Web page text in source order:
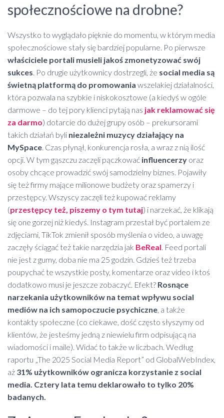
społecznościowe na drobne?
Wszystko to wyglądało pięknie do momentu, w którym media
społecznościowe stały się bardziej popularne. Po pierwsze
właściciele portali musieli jakoś zmonetyzować swój
sukces. Po drugie użytkownicy dostrzegli, że social media są
świetną platformą do promowania wszelakiej działalności,
która pozwala na szybkie i niskokosztowe (a kiedyś w ogóle
darmowe – do tej pory klienci pytają nas jak reklamować się
za darmo) dotarcie do dużej grupy osób – prekursorami
takich działań byli niezależni muzycy działający na
MySpace. Czas płynął, konkurencja rosła, a wraz z nią ilość
opcji. W tym gąszczu zaczęli pączkować influencerzy oraz
osoby chcące prowadzić swój samodzielny biznes. Pojawiły
się też firmy mające milionowe budżety oraz spamerzy i
przestępcy. Wszyscy zaczęli też kupować reklamy
(przestępcy też, piszemy o tym tutaj) i narzekać, że klikają
się one gorzej niż kiedyś. Instagram przestał być portalem ze
zdjęciami, TikTok zmienił sposób myślenia o video, a uwagę
zaczęły ściągać też takie narzędzia jak BeReal. Feed portali
nie jest z gumy, doba nie ma 25 godzin. Gdzieś też trzeba
poupychać te wszystkie posty, komentarze oraz video i ktoś
dodatkowo musi je jeszcze zobaczyć. Efekt? Rosnące
narzekania użytkowników na temat wpływu social
mediów na ich samopoczucie psychiczne, a także
kontakty społeczne (co ciekawe, dość często słyszymy od
klientów, że jesteśmy jedną z niewielu firm odpisującą na
wiadomości i maile). Widać to także w liczbach. Według
raportu „The 2025 Social Media Report” od GlobalWebIndex,
aż 31% użytkowników ogranicza korzystanie z social
media. Cztery lata temu deklarowało to tylko 20%
badanych.